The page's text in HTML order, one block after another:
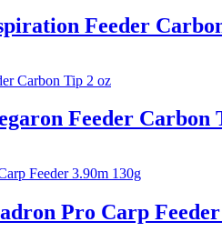
Feeder
Feeder Carbon
Pro Сarp Feeder